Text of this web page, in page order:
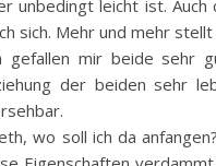
unbedingt leicht ist.
sich. Mehr und mehr
gefallen mir beide sehr
der beiden sehr
wo soll ich da